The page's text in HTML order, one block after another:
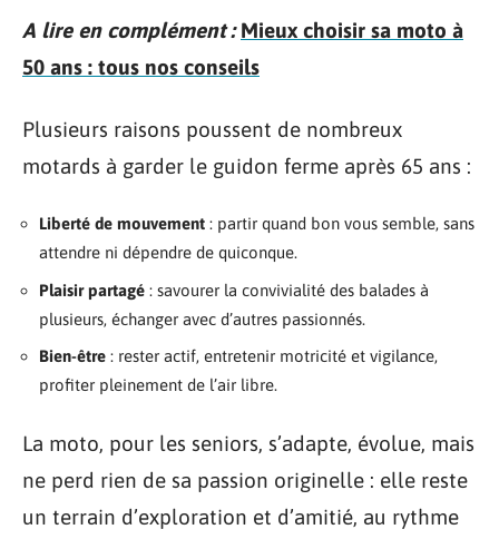
A lire en complément : Mieux choisir sa moto à
50 ans : tous nos conseils
Plusieurs raisons poussent de nombreux
motards à garder le guidon ferme après 65 ans :
Liberté de mouvement : partir quand bon vous semble, sans
attendre ni dépendre de quiconque.
Plaisir partagé : savourer la convivialité des balades à
plusieurs, échanger avec d’autres passionnés.
Bien-être : rester actif, entretenir motricité et vigilance,
profiter pleinement de l’air libre.
La moto, pour les seniors, s’adapte, évolue, mais
ne perd rien de sa passion originelle : elle reste
un terrain d’exploration et d’amitié, au rythme